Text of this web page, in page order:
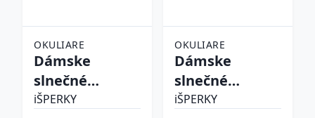
OKULIARE
Dámske
slnečné
okuliare
iŠPERKY
OKULIARE
Dámske
slnečné
okuliare
iŠPERKY